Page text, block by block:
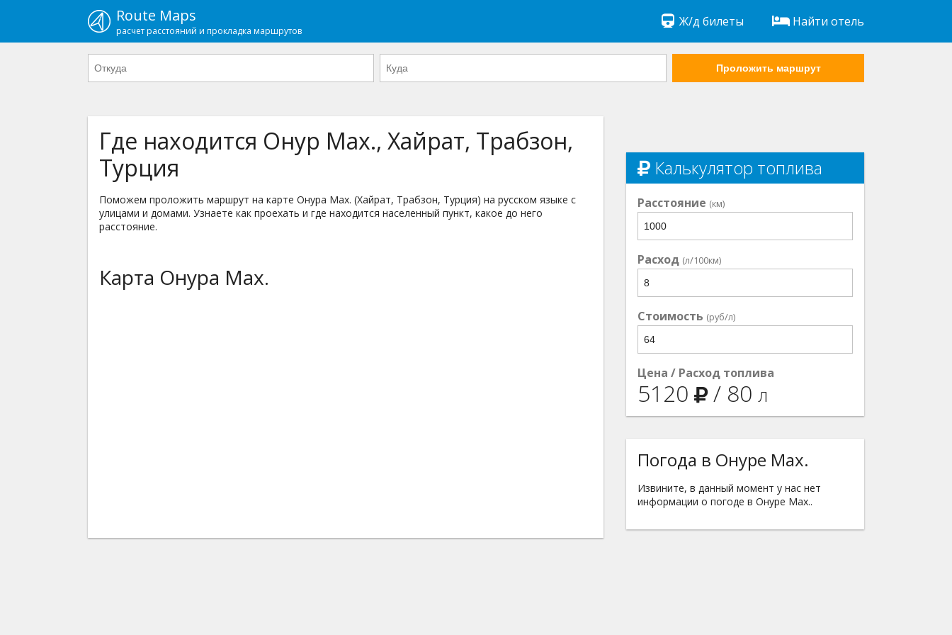
Route Maps
расчет расстояний и прокладка маршрутов
Ж/д билеты Найти отель
Проложить маршрут
Где находится Онур Мах., Хайрат, Трабзон,
Турция
Поможем проложить маршрут на карте Онура Мах. (Хайрат, Трабзон, Турция) на русском языке с
улицами и домами. Узнаете как проехать и где находится населенный пункт, какое до него
расстояние.
Карта Онура Мах.
Калькулятор топлива
Расстояние (км)
Расход (л/100км)
Стоимость (руб/л)
Цена / Расход топлива
5120 / 80 л
Погода в Онуре Мах.
Извините, в данный момент у нас нет
информации о погоде в Онуре Мах..